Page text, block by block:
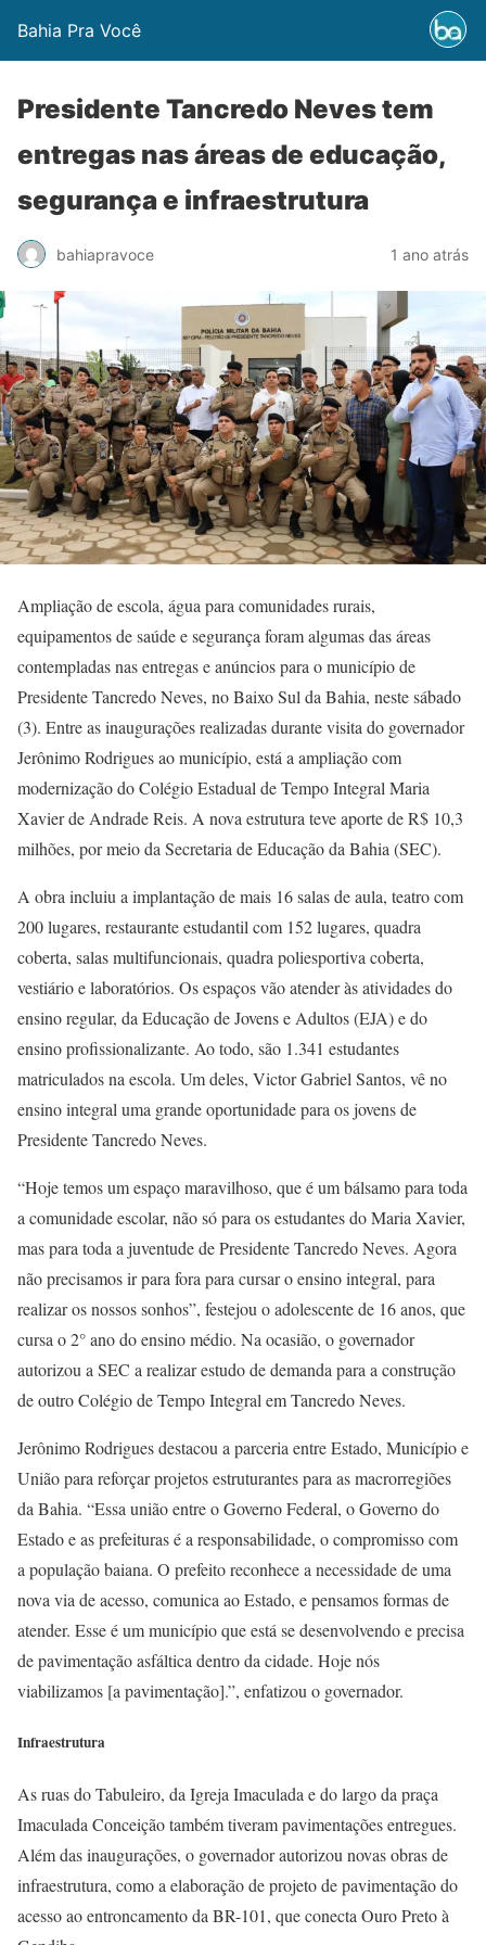
Bahia Pra Você
Presidente Tancredo Neves tem
entregas nas áreas de educação,
segurança e infraestrutura
bahiapravoce 1 ano atrás
Ampliação de escola, água para comunidades rurais,
equipamentos de saúde e segurança foram algumas das áreas
contempladas nas entregas e anúncios para o município de
Presidente Tancredo Neves, no Baixo Sul da Bahia, neste sábado
(3). Entre as inaugurações realizadas durante visita do governador
Jerônimo Rodrigues ao município, está a ampliação com
modernização do Colégio Estadual de Tempo Integral Maria
Xavier de Andrade Reis. A nova estrutura teve aporte de R$ 10,3
milhões, por meio da Secretaria de Educação da Bahia (SEC).
A obra incluiu a implantação de mais 16 salas de aula, teatro com
200 lugares, restaurante estudantil com 152 lugares, quadra
coberta, salas multifuncionais, quadra poliesportiva coberta,
vestiário e laboratórios. Os espaços vão atender às atividades do
ensino regular, da Educação de Jovens e Adultos (EJA) e do
ensino profissionalizante. Ao todo, são 1.341 estudantes
matriculados na escola. Um deles, Victor Gabriel Santos, vê no
ensino integral uma grande oportunidade para os jovens de
Presidente Tancredo Neves.
“Hoje temos um espaço maravilhoso, que é um bálsamo para toda
a comunidade escolar, não só para os estudantes do Maria Xavier,
mas para toda a juventude de Presidente Tancredo Neves. Agora
não precisamos ir para fora para cursar o ensino integral, para
realizar os nossos sonhos”, festejou o adolescente de 16 anos, que
cursa o 2° ano do ensino médio. Na ocasião, o governador
autorizou a SEC a realizar estudo de demanda para a construção
de outro Colégio de Tempo Integral em Tancredo Neves.
Jerônimo Rodrigues destacou a parceria entre Estado, Município e
União para reforçar projetos estruturantes para as macrorregiões
da Bahia. “Essa união entre o Governo Federal, o Governo do
Estado e as prefeituras é a responsabilidade, o compromisso com
a população baiana. O prefeito reconhece a necessidade de uma
nova via de acesso, comunica ao Estado, e pensamos formas de
atender. Esse é um município que está se desenvolvendo e precisa
de pavimentação asfáltica dentro da cidade. Hoje nós
viabilizamos [a pavimentação].”, enfatizou o governador.
Infraestrutura
As ruas do Tabuleiro, da Igreja Imaculada e do largo da praça
Imaculada Conceição também tiveram pavimentações entregues.
Além das inaugurações, o governador autorizou novas obras de
infraestrutura, como a elaboração de projeto de pavimentação do
acesso ao entroncamento da BR-101, que conecta Ouro Preto à